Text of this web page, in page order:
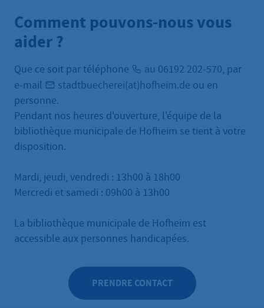
Comment pouvons-nous vous
aider ?
Que ce soit par téléphone au 06192 202-570, par
e-mail
stadtbuecherei(at)hofheim.de ou en
personne.
Pendant nos heures d'ouverture, l'équipe de la
bibliothèque municipale de Hofheim se tient à votre
disposition.
Mardi, jeudi, vendredi : 13h00 à 18h00
Mercredi et samedi : 09h00 à 13h00
La bibliothèque municipale de Hofheim est
accessible aux personnes handicapées.
PRENDRE CONTACT